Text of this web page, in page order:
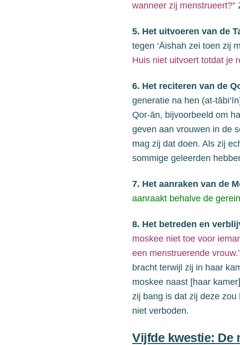
wanneer zij menstrueert?”
5. Het uitvoeren van de
tegen ‘Āishah zei toen zij
Huis niet uitvoert totdat je
6. Het reciteren van de
generatie na hen (at-
Qor-ān, bijvoorbeeld om
geven aan vrouwen in de
mag zij dat doen. Als zij
sommige geleerden
7. Het aanraken van de
aanraakt behalve de
8. Het betreden en
moskee niet toe voor
een menstruerende
bracht terwijl zij in haar
moskee naast [haar kamer]
zij bang is dat zij deze zou
niet verboden.
Vijfde kwestie: De